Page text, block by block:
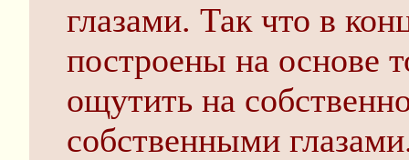
глазами. Так что в
построены на основе
ощутить на
собственными